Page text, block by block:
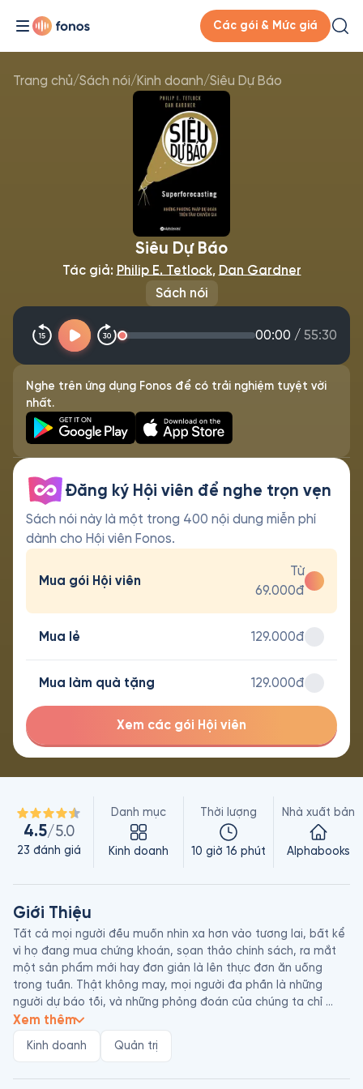
Các gói & Mức giá
Trang chủ/Sách nói/Kinh doanh/Siêu Dự Báo
Sách nói
Siêu Dự Báo
Tác giả: Philip E. Tetlock, Dan Gardner
00:00 / 55:30
Nghe trên ứng dụng Fonos để có trải nghiệm tuyệt vời
nhất.
Đăng ký Hội viên để nghe trọn vẹn
Sách nói này là một trong 400 nội dung miễn phí
dành cho Hội viên Fonos.
Mua gói Hội viên
Từ
69.000đ
Mua lẻ 129.000đ
Mua làm quà tặng 129.000đ
Xem các gói Hội viên
4.5/5.0
23 đánh giá
Danh mục
Kinh doanh
Thời lượng
10 giờ 16 phút
Nhà xuất bản
Alphabooks
Giới Thiệu
Tất cả mọi người đều muốn nhìn xa hơn vào tương lai, bất kể
vì họ đang mua chứng khoán, sọan thảo chính sách, ra mắt
một sản phẩm mới hay đơn giản là lên thực đơn ăn uống
trong tuần. Thật không may, mọi người đa phần là những
người dự báo tồi, và những phỏng đoán của chúng ta chỉ
chính xác hơn “ăn may” đôi chút.
Trong sách nói Siêu Dự Báo, hai tác giả Tetlock và Gardner
Xem thêm
Kinh doanh Quản trị